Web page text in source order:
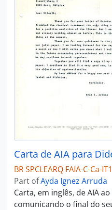
Carta de AIA para
BR SPCLEARQ FAIA-C-Ca-
Part ofAyda Ignez Arruda
Carta, em inglês, de AIA
comunicando o final do